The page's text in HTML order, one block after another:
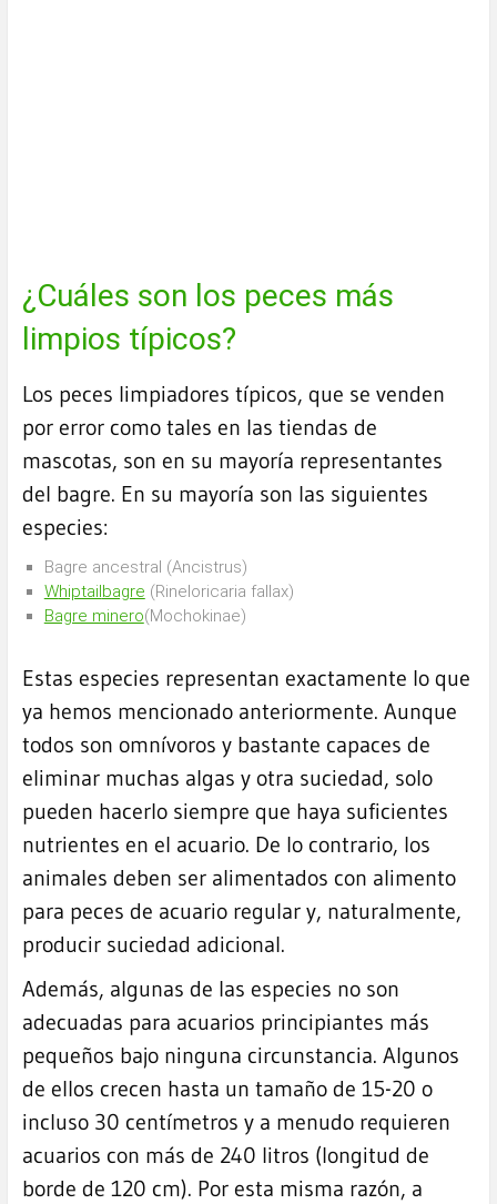
¿Cuáles son los peces más
limpios típicos?
Los peces limpiadores típicos, que se venden
por error como tales en las tiendas de
mascotas, son en su mayoría representantes
del bagre. En su mayoría son las siguientes
especies:
Bagre ancestral (Ancistrus)
Whiptail bagre (Rineloricaria fallax)
Bagre minero(Mochokinae)
Estas especies representan exactamente lo que
ya hemos mencionado anteriormente. Aunque
todos son omnívoros y bastante capaces de
eliminar muchas algas y otra suciedad, solo
pueden hacerlo siempre que haya suficientes
nutrientes en el acuario. De lo contrario, los
animales deben ser alimentados con alimento
para peces de acuario regular y, naturalmente,
producir suciedad adicional.
Además, algunas de las especies no son
adecuadas para acuarios principiantes más
pequeños bajo ninguna circunstancia. Algunos
de ellos crecen hasta un tamaño de 15-20 o
incluso 30 centímetros y a menudo requieren
acuarios con más de 240 litros (longitud de
borde de 120 cm). Por esta misma razón, a